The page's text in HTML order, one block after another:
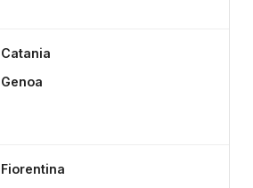
Catania
Genoa
Fiorentina